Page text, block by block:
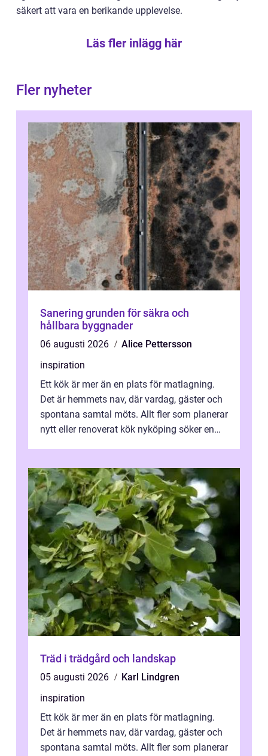
säkert att vara en berikande upplevelse.
Läs fler inlägg här
Fler nyheter
Sanering grunden för säkra och
hållbara byggnader
06 augusti 2026
Alice Pettersson
inspiration
Ett kök är mer än en plats för matlagning.
Det är hemmets nav, där vardag, gäster och
spontana samtal möts. Allt fler som planerar
nytt eller renoverat kök nyköping söker en
Träd i trädgård och landskap
05 augusti 2026
Karl Lindgren
inspiration
Ett kök är mer än en plats för matlagning.
Det är hemmets nav, där vardag, gäster och
spontana samtal möts. Allt fler som planerar